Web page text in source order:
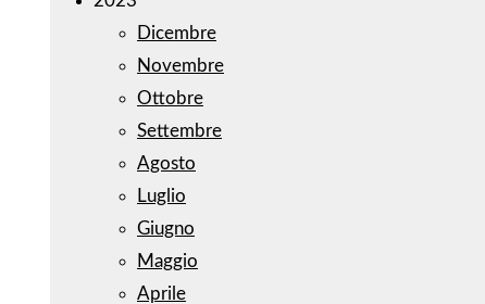
Dicembre
Novembre
Ottobre
Settembre
Agosto
Luglio
Giugno
Maggio
Aprile